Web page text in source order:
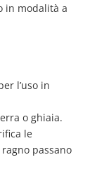
in modalità a
l’uso in
o ghiaia.
le
passano